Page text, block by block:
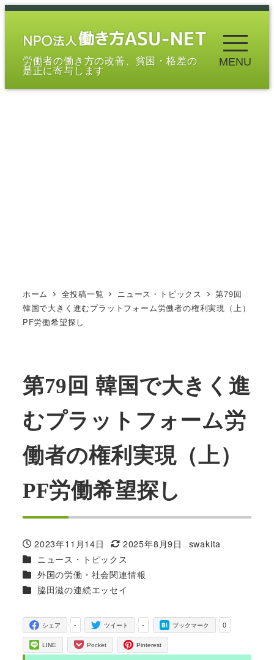
メ
労働者の働き方の改善、貧困・格差の
是正に寄与します
MENU
ホーム 全投稿一覧 ニュース・トピックス
第79回
韓国で大きく進むプラットフォーム労働者の権利実現（上）
PF労働希望探し
第79回 韓国で大きく進
むプラットフォーム労
働者の権利実現（上）
PF労働希望探し
投稿日
2023年11月14日
更新日
2025年8月9日
著
swakita
カテゴリー
ニュース・トピックス
カテゴリー
外国の労働・社会関連情報
カテゴリー
脇田滋の連続エッセイ
-
シェア -
ツイート 0
ブックマーク
LINE Pocket Pinterest